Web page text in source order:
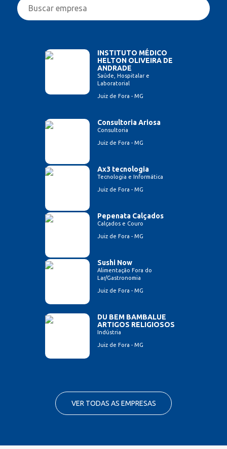
INSTITUTO MÉDICO
HELTON OLIVEIRA DE
ANDRADE
Saúde, Hospitalar e
Laboratorial
Juiz de Fora - MG
Consultoria Ariosa
Consultoria
Juiz de Fora - MG
Ax3 tecnologia
Tecnologia e Informática
Juiz de Fora - MG
Pepenata Calçados
Calçados e Couro
Juiz de Fora - MG
Sushi Now
Alimentação Fora do
Lar/Gastronomia
Juiz de Fora - MG
DU BEM BAMBALUE
ARTIGOS RELIGIOSOS
Indústria
Juiz de Fora - MG
VER TODAS AS EMPRESAS